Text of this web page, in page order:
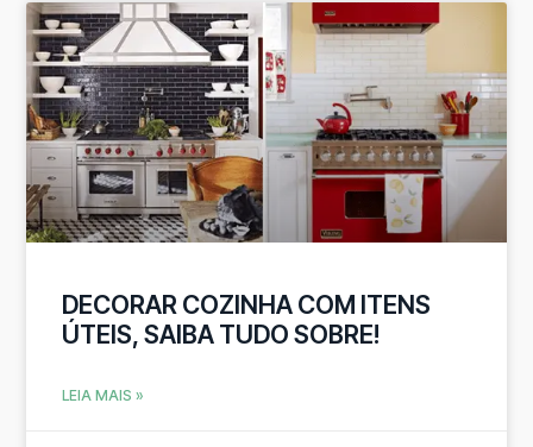
DECORAR COZINHA COM ITENS
ÚTEIS, SAIBA TUDO SOBRE!
LEIA MAIS »